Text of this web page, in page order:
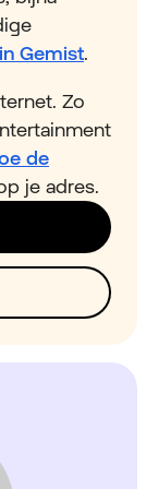
Gemist.
Zo
de
je adres.